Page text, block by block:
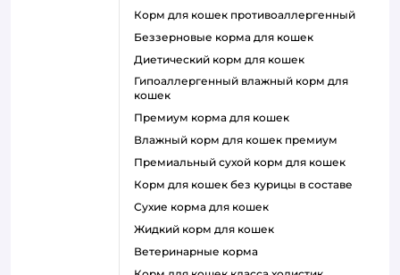
корм для кошек противоаллергенный
беззерновые корма для кошек
диетический корм для кошек
гипоаллергенный влажный корм для
кошек
премиум корма для кошек
влажный корм для кошек премиум
премиальный сухой корм для кошек
корм для кошек без курицы в составе
сухие корма для кошек
жидкий корм для кошек
ветеринарные корма